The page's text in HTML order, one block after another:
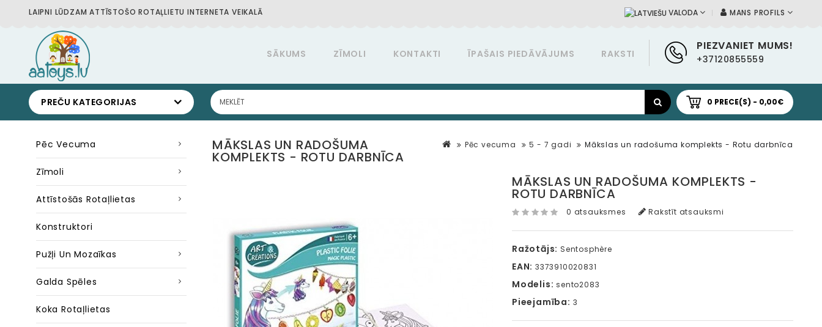
LAIPNI LŪDZAM ATTĪSTOŠO ROTAĻLIETU INTERNETA VEIKALĀ MANS PROFILS
VALODA
PIEZVANIET MUMS!
+37120855559
SĀKUMS ZĪMOLI KONTAKTI ĪPAŠAIS PIEDĀVĀJUMS RAKSTI
PREČU KATEGORIJAS 0 PRECE(S) - 0,00€
Pēc Vecuma
Zīmoli
Attīstošās Rotaļlietas
Konstruktori
Pužļi Un Mozaīkas
Galda Spēles
Koka Rotaļlietas
Pēc vecuma 5 - 7 gadi Mākslas un radošuma komplekts - Rotu darbnīca
MĀKSLAS UN RADOŠUMA
KOMPLEKTS - ROTU DARBNĪCA
MĀKSLAS UN RADOŠUMA KOMPLEKTS -
ROTU DARBNĪCA
0 atsauksmes Rakstīt atsauksmi
Ražotājs: Sentosphère
EAN: 3373910020831
Modelis: sento2083
Pieejamība: 3